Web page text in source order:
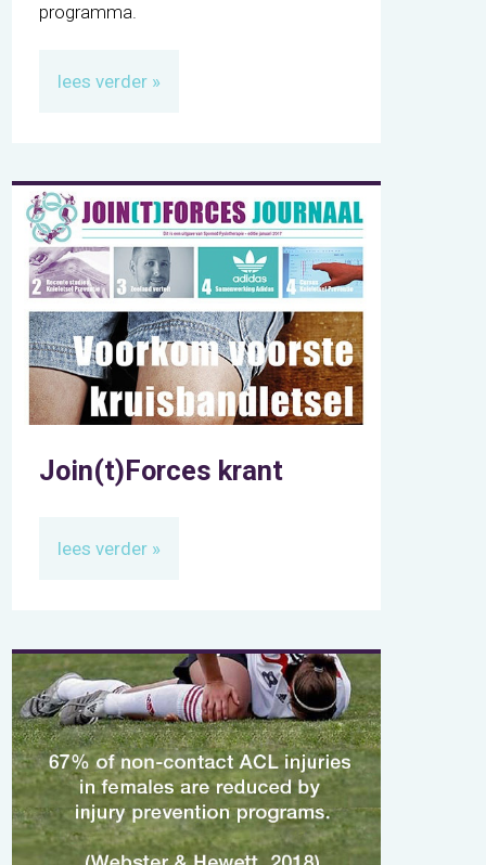
programma.
lees verder »
Join(t)Forces krant
lees verder »